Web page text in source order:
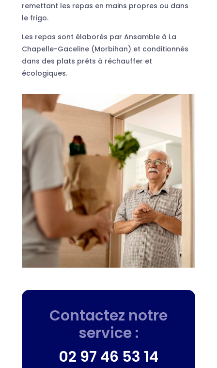
remettant les repas en mains propres ou dans
le frigo.
Les repas sont élaborés par Ansamble à La
Chapelle-Gaceline (Morbihan) et conditionnés
dans des plats prêts à réchauffer et
écologiques.
Contactez notre
service :
02 97 46 53 14